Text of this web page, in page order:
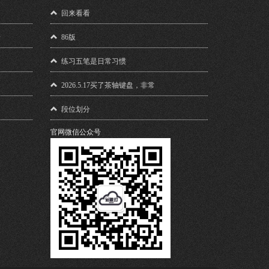
回来看看
86版
练习五笔是日常习惯
2026.5.17买了茶轴键盘，非常
段位划分
官网微信公众号